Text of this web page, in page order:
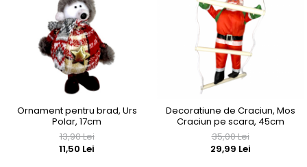
Ornament pentru brad, Urs
Polar, 17cm
13,90 Lei
11,50 Lei
Decoratiune de Craciun, Mos
Craciun pe scara, 45cm
35,00 Lei
29,99 Lei